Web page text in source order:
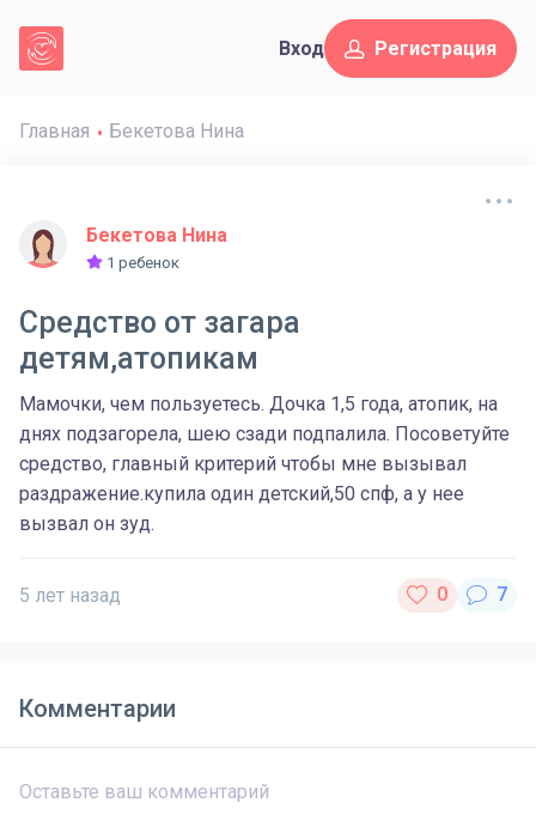
Вход Регистрация
Главная Бекетова Нина
Бекетова Нина
1 ребенок
Средство от загара
детям,атопикам
Мамочки, чем пользуетесь. Дочка 1,5 года, атопик, на
днях подзагорела, шею сзади подпалила. Посоветуйте
средство, главный критерий чтобы мне вызывал
раздражение.купила один детский,50 спф, а у нее
вызвал он зуд.
5 лет назад
Комментарии